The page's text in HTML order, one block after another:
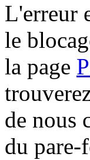
L'erreur
le
la page
de nous
du pare-